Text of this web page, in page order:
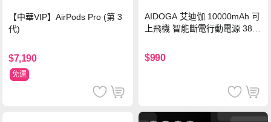
【中華VIP】AirPods Pro (第 3
代)
$7,190
免運
AIDOGA 艾迪伽 10000mAh 可
上飛機 智能斷電行動電源 38.5
灣BSMI/中國CCC/歐美CE/FCC
認證
$990